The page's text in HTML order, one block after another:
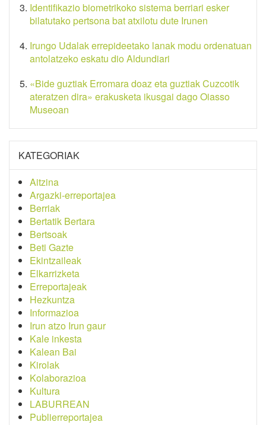
Identifikazio biometrikoko sistema berriari esker
bilatutako pertsona bat atxilotu dute Irunen
Irungo Udalak errepideetako lanak modu ordenatuan
antolatzeko eskatu dio Aldundiari
«Bide guztiak Erromara doaz eta guztiak Cuzcotik
ateratzen dira» erakusketa ikusgai dago Oiasso
Museoan
KATEGORIAK
Aitzina
Argazki-erreportajea
Berriak
Bertatik Bertara
Bertsoak
Beti Gazte
Ekintzaileak
Elkarrizketa
Erreportajeak
Hezkuntza
Informazioa
Irun atzo Irun gaur
Kale inkesta
Kalean Bai
Kirolak
Kolaborazioa
Kultura
LABURREAN
Publierreportajea